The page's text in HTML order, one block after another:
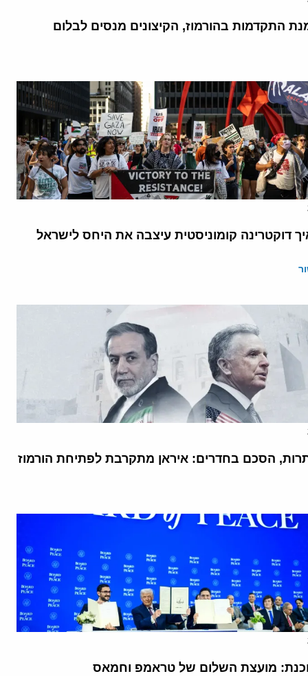
התקדמות בהורמוז, הקיצונים מנסים לבלום
דוקטרינה קומוניסטית עיצבה את היחס לישראל
הסכם בחדרים: איראן מתקרבת לפתיחת הורמוז
מועצת השלום של טראמפ וחמאס